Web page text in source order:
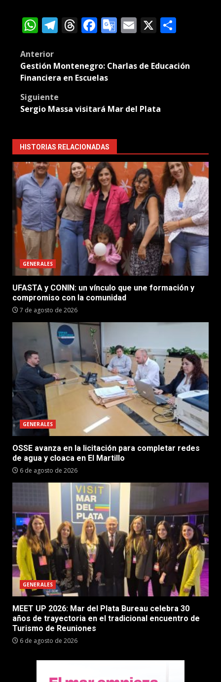
WhatsApp
Telegram
Threads
Facebook
Google
Email
X
Post
navigation
Anterior
Gestión Montenegro: Charlas de Educación
Financiera en Escuelas
Siguiente
Sergio Massa visitará Mar del Plata
HISTORIAS RELACIONADAS
GENERALES
UFASTA y CONIN: un vínculo que une formación y
compromiso con la comunidad
7 de agosto de 2026
GENERALES
OSSE avanza en la licitación para completar redes
de agua y cloaca en El Martillo
6 de agosto de 2026
GENERALES
MEET UP 2026: Mar del Plata Bureau celebra 30
años de trayectoria en el tradicional encuentro de
Turismo de Reuniones
6 de agosto de 2026